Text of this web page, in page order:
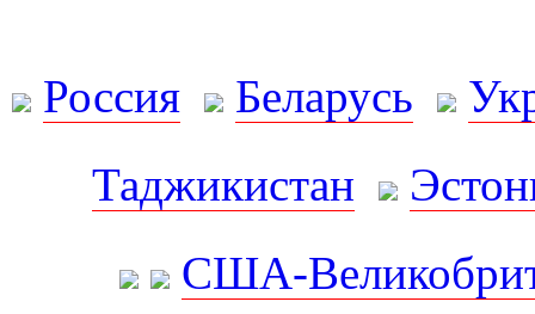
Россия Беларусь
Таджикистан
США-